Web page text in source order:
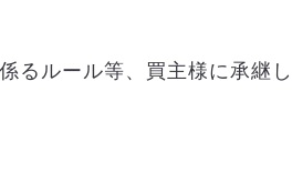
るルール等、買主様に承継し